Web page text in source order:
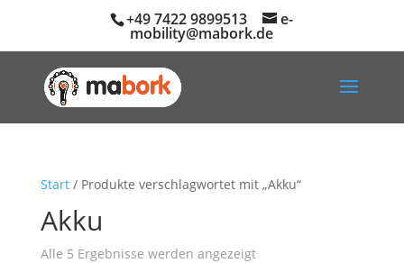
+49 7422 9899513 e-
mobility@mabork.de
Start/ Produkte verschlagwortet mit „Akku“
Akku
Alle 5 Ergebnisse werden angezeigtNach